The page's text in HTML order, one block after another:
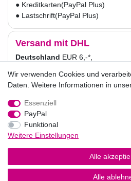
Wir verwenden Cookies und
Daten. Weitere Informationen in
Essenziell
PayPal
Funktional
Weitere Einstellungen
Alle
Alle
● Kreditkarten(PayPal Plus)
● Lastschrift(PayPal Plus)
Versand mit DHL
Deutschland EUR 6,-*,
ÖsterreichEUR 9,-*,
Versandkostenfrei ab 50,-
* für Endkunden.
Impressum
Widerrufs­recht
Wir verwenden Cookies und
Daten. Weitere Informationen in
Essenziell
PayPal
Funktional
Weitere Einstellungen
Alle
Alle